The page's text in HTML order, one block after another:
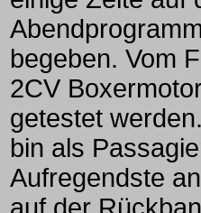
begeben. Vom
2CV
getestet
bin als
Aufregendste